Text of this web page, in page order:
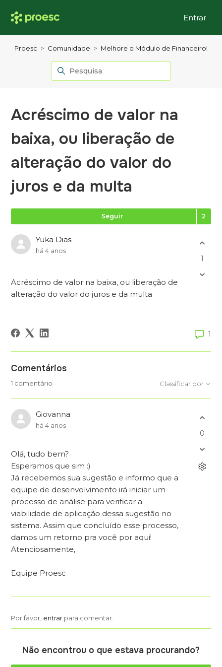
Entrar
Proesc Comunidade Melhore o Módulo de Financeiro!
Acréscimo de valor na
baixa, ou liberação de
alteração do valor do
juros e da multa
Seguir
Yuka Dias
há 4 anos
Acréscimo de valor na baixa, ou liberação de
alteração do valor do juros e da multa
1
1
Comentários
1 comentário Classificar por
Giovanna
há 4 anos
Olá, tudo bem?
Esperamos que sim :)
Já recebemos sua sugestão e informo que a
equipe de desenvolvimento irá iniciar um
processo de análise para verificar a
viabilidade de aplicação dessa sugestão no
sistema. Assim que concluído esse processo,
damos um retorno pra você por aqui!
Atenciosamente,
Equipe Proesc
0
Por favor, entrar para comentar.
Não encontrou o que estava procurando?